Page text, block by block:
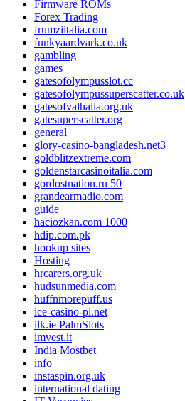
Firmware ROMs
Forex Trading
frumziitalia.com
funkyaardvark.co.uk
gambling
games
gatesofolympusslot.cc
gatesofolympussuperscatter.co.uk
gatesofvalhalla.org.uk
gatesuperscatter.org
general
glory-casino-bangladesh.net3
goldblitzextreme.com
goldenstarcasinoitalia.com
gordostnation.ru 50
grandearmadio.com
guide
haciozkan.com 1000
hdip.com.pk
hookup sites
Hosting
hrcarers.org.uk
hudsunmedia.com
huffnmorepuff.us
ice-casino-pl.net
ilk.ie PalmSlots
imvest.it
India Mostbet
info
instaspin.org.uk
international dating